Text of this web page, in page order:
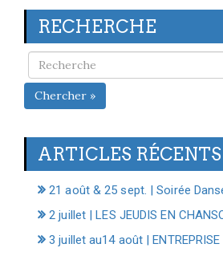
RECHERCHE
Chercher »
ARTICLES RÉCENTS
21 août & 25 sept. | Soirée
2 juillet | LES JEUDIS EN
3 juillet au14 août | ENTREPRISE